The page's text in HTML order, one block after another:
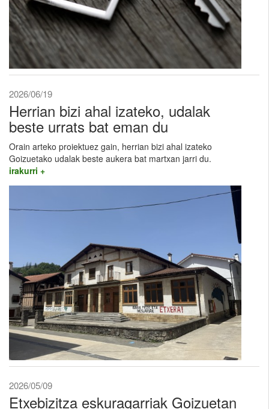
2026/06/19
Herrian bizi ahal izateko, udalak
beste urrats bat eman du
Orain arteko proiektuez gain, herrian bizi ahal izateko
Goizuetako udalak beste aukera bat martxan jarri du.
irakurri +
2026/05/09
Etxebizitza eskuragarriak Goizuetan